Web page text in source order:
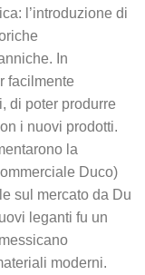
l’introduzione di
In
facilmente
di poter produrre
i nuovi prodotti.
la
Duco)
sul mercato da Du
leganti fu un
moderni.